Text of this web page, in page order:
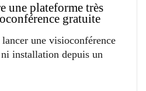
une plateforme très
gratuite
une visioconférence
installation depuis un